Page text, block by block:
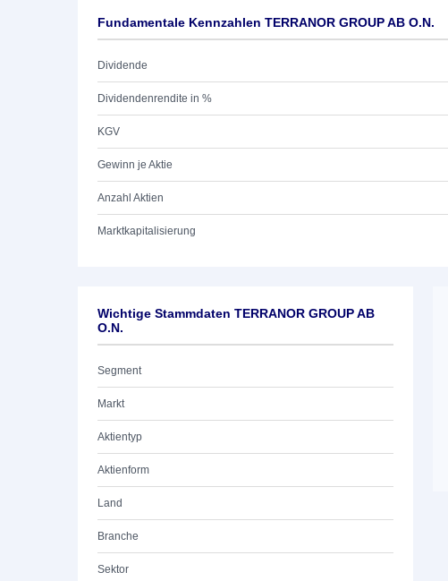
Fundamentale Kennzahlen TERRANOR GROUP AB O.N.
Dividende
Dividendenrendite in %
KGV
Gewinn je Aktie
Anzahl Aktien
Marktkapitalisierung
Wichtige Stammdaten TERRANOR GROUP AB
O.N.
Segment
Markt
Aktientyp
Aktienform
Land
Branche
Sektor